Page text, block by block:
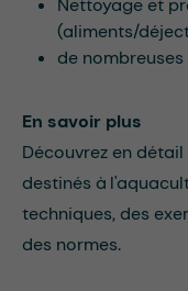
Nettoyage et
(aliments/
de
En savoir plus
Découvrez en
destinés à
techniques, des
des normes.